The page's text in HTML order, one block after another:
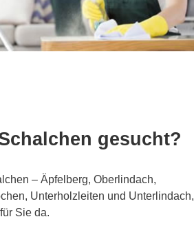
gesucht?
– Äpfelberg, Oberlindach,
Unterholzleiten und Unterlindach,
Sie da.